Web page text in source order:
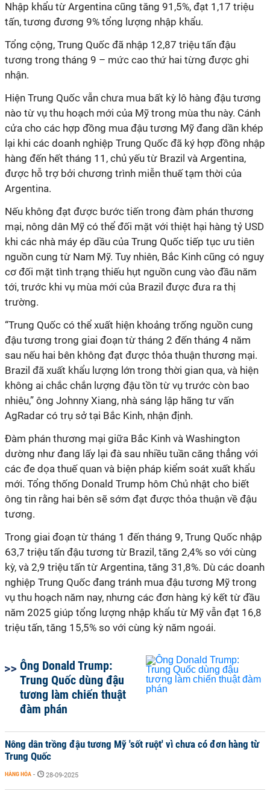
Nhập khẩu từ Argentina cũng tăng 91,5%, đạt 1,17 triệu
tấn, tương đương 9% tổng lượng nhập khẩu.
Tổng cộng, Trung Quốc đã nhập 12,87 triệu tấn đậu
tương trong tháng 9 – mức cao thứ hai từng được ghi
nhận.
Hiện Trung Quốc vẫn chưa mua bất kỳ lô hàng đậu tương
nào từ vụ thu hoạch mới của Mỹ trong mùa thu này. Cánh
cửa cho các hợp đồng mua đậu tương Mỹ đang dần khép
lại khi các doanh nghiệp Trung Quốc đã ký hợp đồng nhập
hàng đến hết tháng 11, chủ yếu từ Brazil và Argentina,
được hỗ trợ bởi chương trình miễn thuế tạm thời của
Argentina.
Nếu không đạt được bước tiến trong đàm phán thương
mại, nông dân Mỹ có thể đối mặt với thiệt hại hàng tỷ USD
khi các nhà máy ép dầu của Trung Quốc tiếp tục ưu tiên
nguồn cung từ Nam Mỹ. Tuy nhiên, Bắc Kinh cũng có nguy
cơ đối mặt tình trạng thiếu hụt nguồn cung vào đầu năm
tới, trước khi vụ mùa mới của Brazil được đưa ra thị
trường.
“Trung Quốc có thể xuất hiện khoảng trống nguồn cung
đậu tương trong giai đoạn từ tháng 2 đến tháng 4 năm
sau nếu hai bên không đạt được thỏa thuận thương mại.
Brazil đã xuất khẩu lượng lớn trong thời gian qua, và hiện
không ai chắc chắn lượng đậu tồn từ vụ trước còn bao
nhiêu,” ông Johnny Xiang, nhà sáng lập hãng tư vấn
AgRadar có trụ sở tại Bắc Kinh, nhận định.
Đàm phán thương mại giữa Bắc Kinh và Washington
dường như đang lấy lại đà sau nhiều tuần căng thẳng với
các đe dọa thuế quan và biện pháp kiểm soát xuất khẩu
mới. Tổng thống Donald Trump hôm Chủ nhật cho biết
ông tin rằng hai bên sẽ sớm đạt được thỏa thuận về đậu
tương.
Trong giai đoạn từ tháng 1 đến tháng 9, Trung Quốc nhập
63,7 triệu tấn đậu tương từ Brazil, tăng 2,4% so với cùng
kỳ, và 2,9 triệu tấn từ Argentina, tăng 31,8%. Dù các doanh
nghiệp Trung Quốc đang tránh mua đậu tương Mỹ trong
vụ thu hoạch năm nay, nhưng các đơn hàng ký kết từ đầu
năm 2025 giúp tổng lượng nhập khẩu từ Mỹ vẫn đạt 16,8
triệu tấn, tăng 15,5% so với cùng kỳ năm ngoái.
Ông Donald Trump:
Trung Quốc dùng đậu
tương làm chiến thuật
đàm phán
Nông dân trồng đậu tương Mỹ 'sốt ruột' vì chưa có đơn hàng từ
Trung Quốc
HÀNG HÓA - 28-09-2025